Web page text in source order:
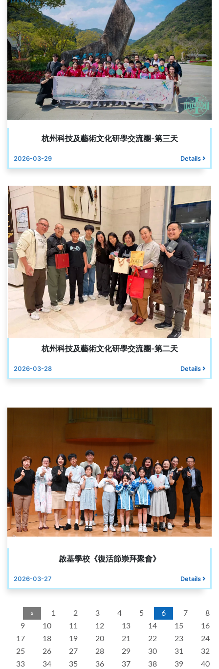
杭州科技及藝術文化研學交流團-第三天
2026-03-29 Details
杭州科技及藝術文化研學交流團-第二天
2026-03-28 Details
啟基學校《復活節崇拜聚會》
2026-03-27 Details
« 1 2 3 4 5 6 7
8
9
10 11 12 13 14 15
16
17
18 19 20 21 22 23
24
25
26 27 28 29 30 31
32
33
34 35 36 37 38 39 40